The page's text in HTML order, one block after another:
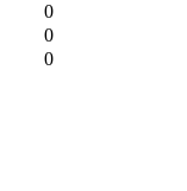
0
0
0